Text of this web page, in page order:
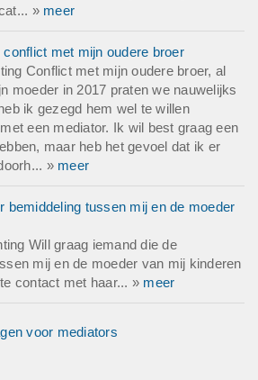
» meer
met mijn oudere broer
Conflict met mijn oudere broer, al
moeder in 2017 praten we nauwelijks
ik gezegd hem wel te willen
een mediator. Ik wil best graag een
maar heb het gevoel dat ik er
» meer
bemiddeling tussen mij en de moeder
Will graag iemand die de
mij en de moeder van mij kinderen
contact met haar... » meer
voor mediators